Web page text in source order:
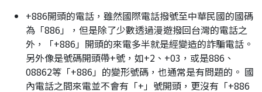
+886開頭的電話，雖然國際電話撥號至中華民國的國碼
為「886」，但是除了少數透過漫遊撥回台灣的電話之
外，「+886」開頭的來電多半就是經變造的詐騙電話。
另外像是號碼開頭帶+號，如+2、+03，或是886、
08862等「+886」的變形號碼，也通常是有問題的。 國
內電話之間來電並不會有「+」號開頭，更沒有「+886